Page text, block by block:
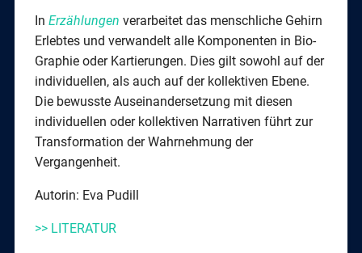
In Erzählungen verarbeitet das menschliche Gehirn
Erlebtes und verwandelt alle Komponenten in Bio-
Graphie oder Kartierungen. Dies gilt sowohl auf der
individuellen, als auch auf der kollektiven Ebene.
Die bewusste Auseinandersetzung mit diesen
individuellen oder kollektiven Narrativen führt zur
Transformation der Wahrnehmung der
Vergangenheit.
Autorin: Eva Pudill
>> LITERATUR